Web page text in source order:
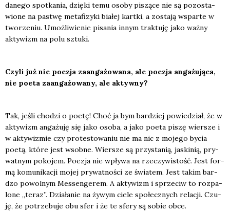
dane­go spo­tka­nia, dzię­ki temu oso­by piszą­ce nie są pozo­sta­
wio­ne na pastwę meta­fi­zy­ki bia­łej kart­ki, a zosta­ją wspar­te w
two­rze­niu. Umoż­li­wie­nie pisa­nia innym trak­tu­ję jako waż­ny
akty­wizm na polu sztu­ki.
Czy­li już nie poezja zaan­ga­żo­wa­na, ale poezja anga­żu­ją­ca,
nie poeta zaan­ga­żo­wa­ny, ale aktyw­ny?
Tak, jeśli cho­dzi o poetę! Choć ja bym bar­dziej powie­dział, że w
akty­wizm anga­żu­ję się jako oso­ba, a jako poeta piszę wier­sze i
w akty­wi­zmie czy pro­te­sto­wa­niu nie ma nic z moje­go bycia
poetą, któ­re jest wsob­ne. Wier­sze są przy­sta­nią, jaski­nią, pry­
wat­nym poko­jem. Poezja nie wpły­wa na rze­czy­wi­stość. Jest for­
mą komu­ni­ka­cji mojej pry­wat­no­ści ze świa­tem. Jest takim bar­
dzo powol­nym Mes­sen­ge­rem. A akty­wizm i sprze­ciw to roz­pa­
lo­ne „teraz”. Dzia­ła­nie na żywym cie­le spo­łecz­nych rela­cji. Czu­
ję, że potrze­bu­je obu sfer i że te sfe­ry są sobie obce.